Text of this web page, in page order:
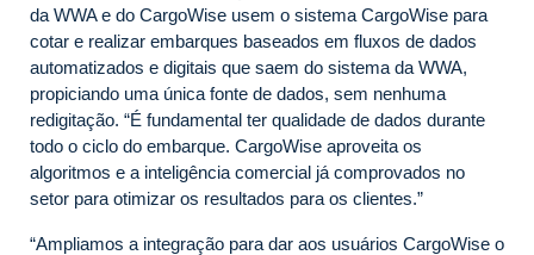
da WWA e do CargoWise usem o sistema CargoWise para
cotar e realizar embarques baseados em fluxos de dados
automatizados e digitais que saem do sistema da WWA,
propiciando uma única fonte de dados, sem nenhuma
redigitação. “É fundamental ter qualidade de dados durante
todo o ciclo do embarque. CargoWise aproveita os
algoritmos e a inteligência comercial já comprovados no
setor para otimizar os resultados para os clientes.”
“Ampliamos a integração para dar aos usuários CargoWise o